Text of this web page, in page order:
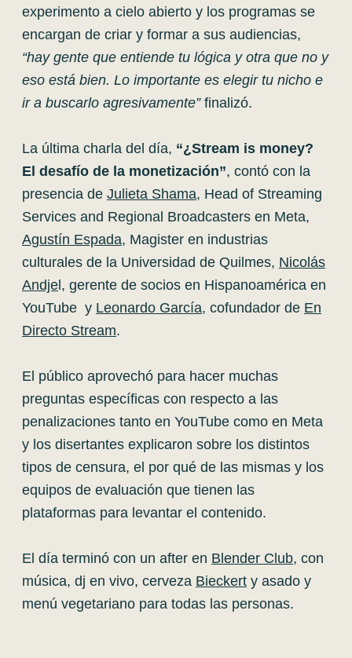
experimento a cielo abierto y los programas se
encargan de criar y formar a sus audiencias,
“hay gente que entiende tu lógica y otra que no y
eso está bien. Lo importante es elegir tu nicho e
ir a buscarlo agresivamente” finalizó.
La última charla del día, “¿Stream is money?
El desafío de la monetización”, contó con la
presencia de Julieta Shama, Head of Streaming
Services and Regional Broadcasters en Meta,
Agustín Espada, Magister en industrias
culturales de la Universidad de Quilmes, Nicolás
Andje l, gerente de socios en Hispanoamérica en
YouTube y Leonardo García, cofundador de En
Directo Stream.
El público aprovechó para hacer muchas
preguntas específicas con respecto a las
penalizaciones tanto en YouTube como en Meta
y los disertantes explicaron sobre los distintos
tipos de censura, el por qué de las mismas y los
equipos de evaluación que tienen las
plataformas para levantar el contenido.
El día terminó con un after en Blender Club, con
música, dj en vivo, cerveza Bieckert y asado y
menú vegetariano para todas las personas.